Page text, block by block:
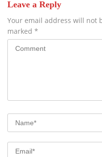
Leave a Reply
Your email address will not
marked *